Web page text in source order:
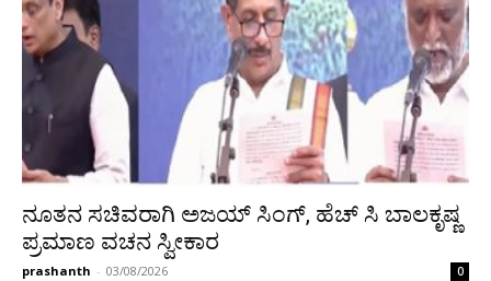
ನೂತನ ಸಚಿವರಾಗಿ ಅಜಯ್ ಸಿಂಗ್, ಹೆಚ್ ಸಿ ಬಾಲಕೃಷ್ಣ
ಪ್ರಮಾಣ ವಚನ ಸ್ವೀಕಾರ
prashanth - 03/08/2026 0